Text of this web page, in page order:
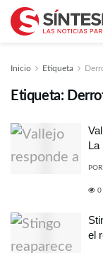
Inicio Etiqueta
Etiqueta:
La
POR
0
el